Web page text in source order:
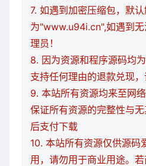
7. 如遇到加密压缩包，默
为"www.u94i.cn",如遇到
理员！
8. 因为资源和程序源码均
支持任何理由的退款兑现
9. 本站所有资源均来至网
保证所有资源的完整性与
后支付下载
10. 本站所有资源仅供源码
用，请勿用于商业用途。